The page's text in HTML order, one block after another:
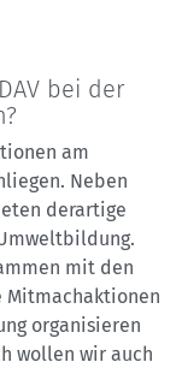
bei der
am
Neben
derartige
mit den
Mitmachaktionen
organisieren
wollen wir auch